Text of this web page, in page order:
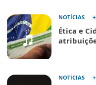
NOTÍCIAS
Ética e
NOTÍCIAS